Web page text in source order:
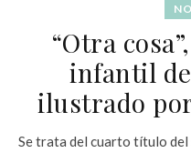
“Otra
infantil
ilustrado
Se trata del cuarto título